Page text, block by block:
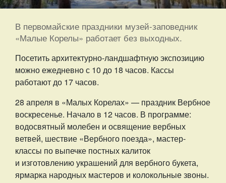
В первомайские праздники музей-заповедник
«Малые Корелы» работает без выходных.
Посетить архитектурно-ландшафтную экспозицию
можно ежедневно с 10 до 18 часов. Кассы
работают до 17 часов.
28 апреля в «Малых Корелах» — праздник Вербное
воскресенье. Начало в 12 часов. В программе:
водосвятный молебен и освящение вербных
ветвей, шествие «Вербного поезда», мастер-
классы по выпечке постных калиток
и изготовлению украшений для вербного букета,
ярмарка народных мастеров и колокольные звоны.